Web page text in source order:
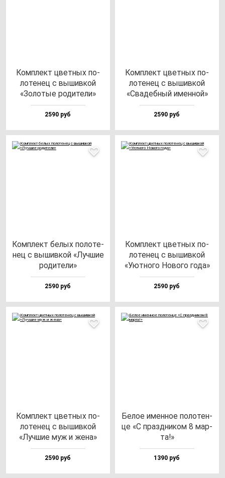
Ком­плект цвет­ных по­
ло­те­нец с вы­шив­кой
«Золо­тые ро­ди­те­ли»
2590 руб
Ком­плект цвет­ных по­
ло­те­нец с вы­шив­кой
«Сва­деб­ный имен­ной»
2590 руб
Ком­плект бе­лых по­ло­те­
нец с вы­шив­кой «Луч­шие
ро­ди­те­ли»
2590 руб
Ком­плект цвет­ных по­
ло­те­нец с вы­шив­кой
«Уют­но­го Ново­го го­да»
2590 руб
Ком­плект цвет­ных по­
ло­те­нец с вы­шив­кой
«Луч­шие муж и же­на»
2590 руб
Белое имен­ное по­ло­тен­
це «С праз­дни­ком 8 мар­
та!»
1390 руб